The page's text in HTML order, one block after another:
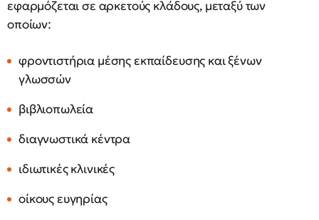
εφαρμόζεται σε αρκετούς κλάδους, μεταξύ των
οποίων:
φροντιστήρια μέσης εκπαίδευσης και ξένων
γλωσσών
βιβλιοπωλεία
διαγνωστικά κέντρα
ιδιωτικές κλινικές
οίκους ευγηρίας